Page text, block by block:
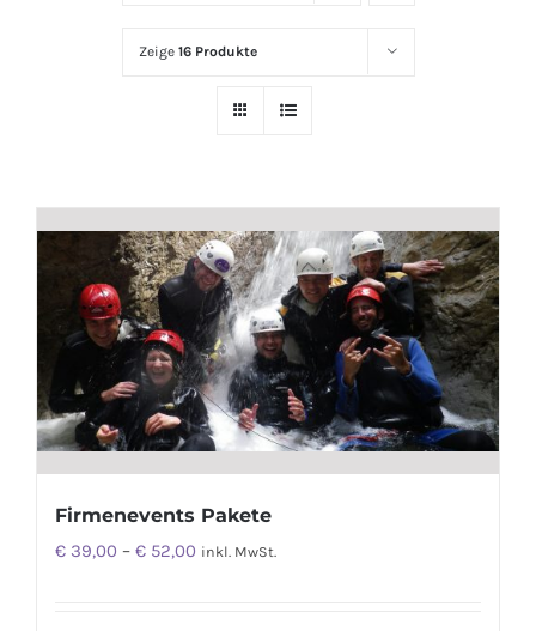
Zeige 16 Produkte
Firmenevents Pakete
€ 39,00 – € 52,00 inkl. MwSt.